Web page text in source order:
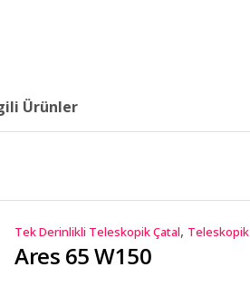
Ürünler
Tek Derinlikli Teleskopik Çatal,
Ares 65 W150